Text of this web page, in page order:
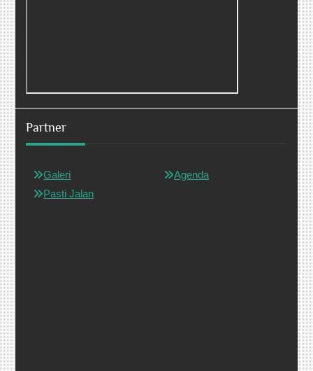
Partner
Galeri
Pasti Jalan
Agenda